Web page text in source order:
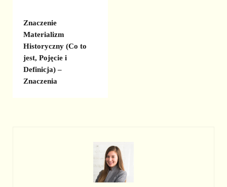
Znaczenie
Materializm
Historyczny (Co to
jest, Pojęcie i
Definicja) –
Znaczenia